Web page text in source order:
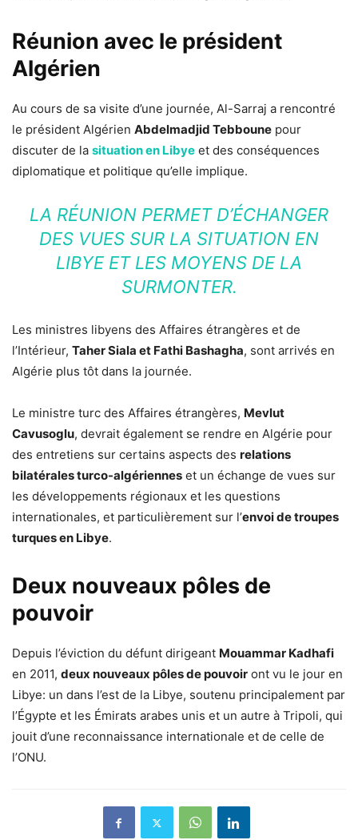
Réunion avec le président
Algérien
Au cours de sa visite d’une journée, Al-Sarraj a rencontré
le président Algérien Abdelmadjid Tebboune pour
discuter de la situation en Libye et des conséquences
diplomatique et politique qu’elle implique.
LA RÉUNION PERMET D’ÉCHANGER
DES VUES SUR LA SITUATION EN
LIBYE ET LES MOYENS DE LA
SURMONTER.
Les ministres libyens des Affaires étrangères et de
l’Intérieur, Taher Siala et Fathi Bashagha, sont arrivés en
Algérie plus tôt dans la journée.
Le ministre turc des Affaires étrangères, Mevlut
Cavusoglu, devrait également se rendre en Algérie pour
des entretiens sur certains aspects des relations
bilatérales turco-algériennes et un échange de vues sur
les développements régionaux et les questions
internationales, et particulièrement sur l’envoi de troupes
turques en Libye.
Deux nouveaux pôles de
pouvoir
Depuis l’éviction du défunt dirigeant Mouammar Kadhafi
en 2011, deux nouveaux pôles de pouvoir ont vu le jour en
Libye: un dans l’est de la Libye, soutenu principalement par
l’Égypte et les Émirats arabes unis et un autre à Tripoli, qui
jouit d’une reconnaissance internationale et de celle de
l’ONU.